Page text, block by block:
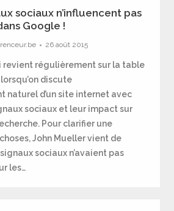
sociaux n’influencent pas
Google !
26 août 2015
revient régulièrement sur la table
discute
naturel d’un site internet avec
sociaux et leur impact sur
Pour clarifier une
John Mueller vient de
sociaux n’avaient pas
les…